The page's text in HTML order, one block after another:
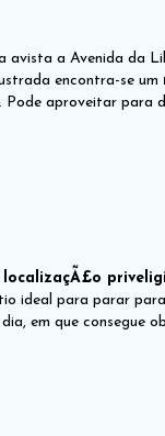
avista a Avenida da
encontra-se um
Pode aproveitar para
localizaçÃ£o
ideal para parar
em que consegue